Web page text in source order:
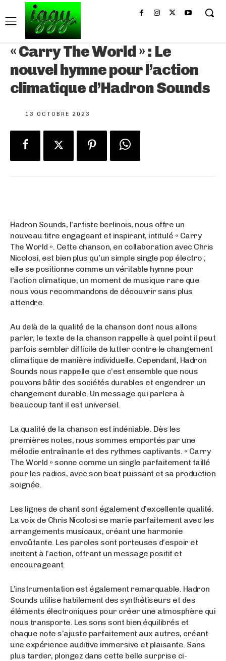
« Carry The World » : Le
nouvel hymne pour l’action
climatique d’Hadron Sounds
13 OCTOBRE 2023
Hadron Sounds, l’artiste berlinois, nous offre un
nouveau titre engageant et inspirant, intitulé « Carry
The World ». Cette chanson, en collaboration avec Chris
Nicolosi, est bien plus qu’un simple single pop électro ;
elle se positionne comme un véritable hymne pour
l’action climatique, un moment de musique rare que
nous vous recommandons de découvrir sans plus
attendre.
Au delà de la qualité de la chanson dont nous allons
parler, le texte de la chanson rappelle à quel point il peut
parfois sembler difficile de lutter contre le changement
climatique de manière individuelle. Cependant, Hadron
Sounds nous rappelle que c’est ensemble que nous
pouvons bâtir des sociétés durables et engendrer un
changement durable. Un message qui parlera à
beaucoup tant il est universel.
La qualité de la chanson est indéniable. Dès les
premières notes, nous sommes emportés par une
mélodie entraînante et des rythmes captivants. « Carry
The World » sonne comme un single parfaitement taillé
pour les radios, avec son beat puissant et sa production
soignée.
Les lignes de chant sont également d’excellente qualité.
La voix de Chris Nicolosi se marie parfaitement avec les
arrangements musicaux, créant une harmonie
envoûtante. Les paroles sont porteuses d’espoir et
incitent à l’action, offrant un message positif et
encourageant.
L’instrumentation est également remarquable. Hadron
Sounds utilise habilement des synthétiseurs et des
éléments électroniques pour créer une atmosphère qui
nous transporte. Les sons sont bien équilibrés et
chaque note s’ajuste parfaitement aux autres, créant
une expérience auditive immersive et plaisante. Sans
plus tarder, plongez dans cette belle surprise ci-